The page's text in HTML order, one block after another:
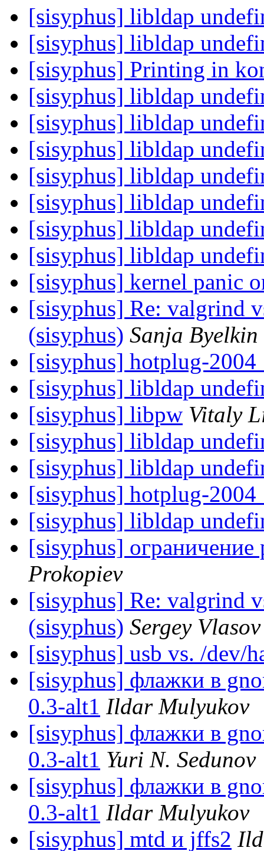
[sisyphus] libldap
[sisyphus] libldap
[sisyphus] Printing in
[sisyphus] libldap
[sisyphus] libldap
[sisyphus] libldap
[sisyphus] libldap
[sisyphus] libldap
[sisyphus] libldap
[sisyphus] libldap
[sisyphus] kernel panic
[sisyphus] Re: valgrind
(sisyphus) Sanja Byelkin
[sisyphus] hotplug-
[sisyphus] libldap
[sisyphus] libpw Vitaly
[sisyphus] libldap
[sisyphus] libldap
[sisyphus] hotplug-
[sisyphus] libldap
[sisyphus] ограничение
Prokopiev
[sisyphus] Re: valgrind
(sisyphus) Sergey Vlasov
[sisyphus] usb vs. /dev/
[sisyphus] флажки в
0.3-alt1 Ildar Mulyukov
[sisyphus] флажки в
0.3-alt1 Yuri N. Sedunov
[sisyphus] флажки в
0.3-alt1 Ildar Mulyukov
[sisyphus] mtd и jffs2